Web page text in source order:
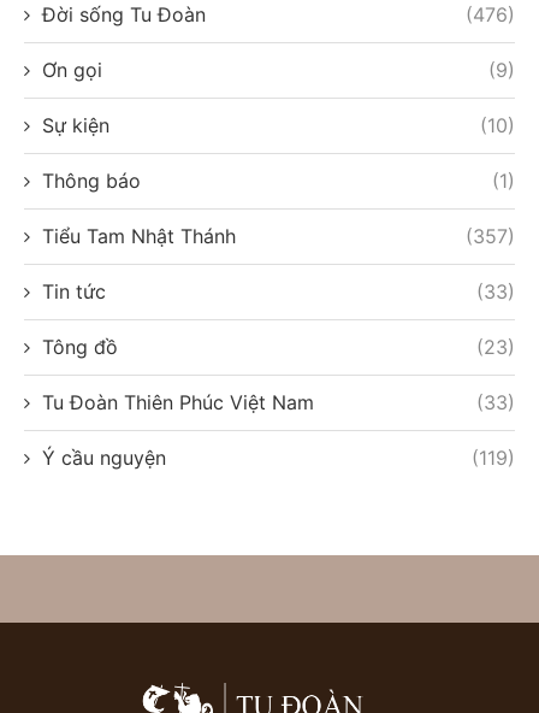
Đời sống Tu Đoàn (476)
Ơn gọi (9)
Sự kiện (10)
Thông báo (1)
Tiểu Tam Nhật Thánh (357)
Tin tức (33)
Tông đồ (23)
Tu Đoàn Thiên Phúc Việt Nam (33)
Ý cầu nguyện (119)